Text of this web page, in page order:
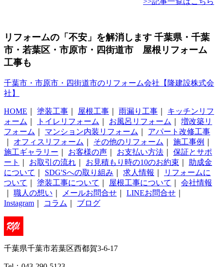
リフォームの「不安」を解消します 千葉県・千葉
市・若葉区・市原市・四街道市 屋根リフォーム
工事も
千葉市・市原市・四街道市のリフォーム会社【隆建設株式会
社】
HOME 塗装工事 屋根工事 雨漏り工事
キッチンリフ
ォーム
トイレリフォーム お風呂リフォーム
増改築リ
フォーム
マンション内装リフォーム
アパート改修工事
オフィスリフォーム その他のリフォーム 施工事例
施工ギャラリー
お客様の声 お支払い方法
保証とサポ
ート
お取引の流れ お見積もり時の10のお約束
助成金
について
SDG'Sへの取り組み 求人情報
リフォームに
ついて
塗装工事について 屋根工事について
会社情報
職人の想い メールお問合せ LINEお問合せ
Instagram
コラム ブログ
千葉県千葉市若葉区西都賀3-6-17